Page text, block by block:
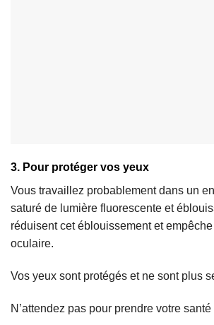
3. Pour protéger vos yeux
Vous travaillez probablement dans un
saturé de lumière fluorescente et
réduisent cet éblouissement et
oculaire.
Vos yeux sont protégés et ne sont plus
N’attendez pas pour prendre votre